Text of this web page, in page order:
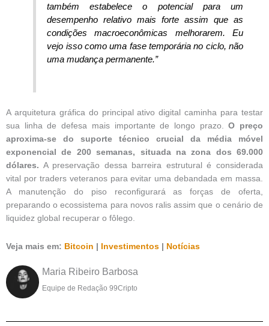
também estabelece o potencial para um
desempenho relativo mais forte assim que as
condições macroeconômicas melhorarem. Eu
vejo isso como uma fase temporária no ciclo, não
uma mudança permanente.”
A arquitetura gráfica do principal ativo digital caminha para testar
sua linha de defesa mais importante de longo prazo.O preço
aproxima-se do suporte técnico crucial da média móvel
exponencial de 200 semanas, situada na zona dos 69.000
dólares. A preservação dessa barreira estrutural é considerada
vital por traders veteranos para evitar uma debandada em massa.
A manutenção do piso reconfigurará as forças de oferta,
preparando o ecossistema para novos ralis assim que o cenário de
liquidez global recuperar o fôlego.
Veja mais em: Bitcoin | Investimentos | Notícias
Maria Ribeiro Barbosa
Equipe de Redação 99Cripto